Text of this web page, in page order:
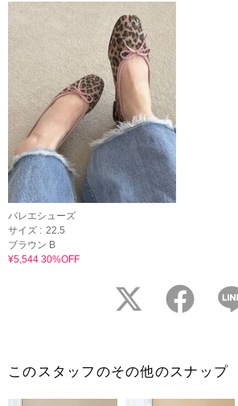
バレエシューズ
サイズ : 22.5
ブラウン B
¥5,544 30%OFF
twitter facebook
このスタッフのその他のスナップ